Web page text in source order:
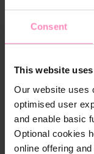
Consent
This website
Our website uses
optimised user
and enable basic
Optional cookies
online offering
l
r
s
s
e
Preis
Grad: 45